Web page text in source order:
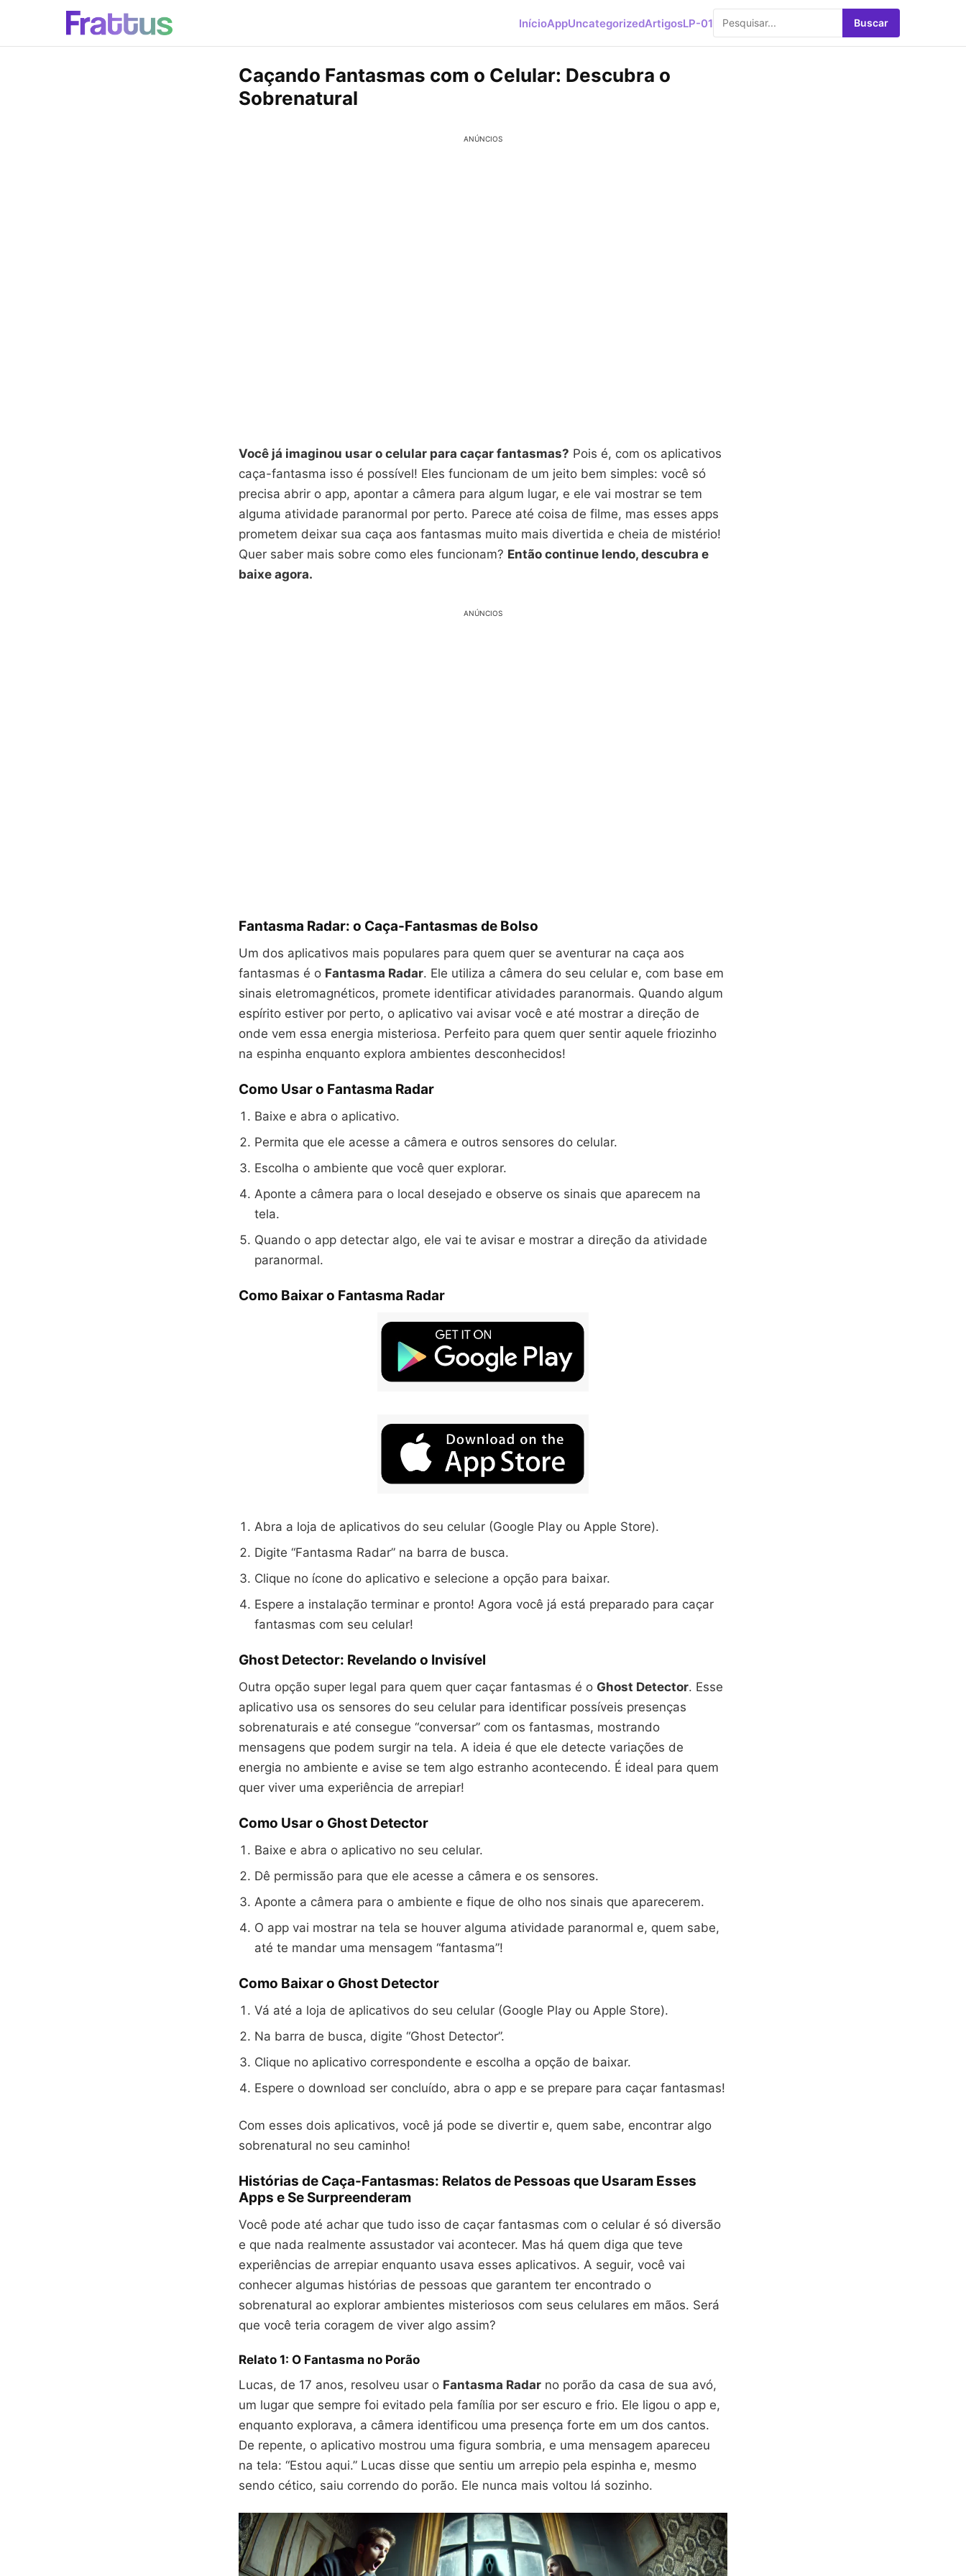
InícioAppUncategorizedArtigosLP-01 Buscar
Caçando Fantasmas com o Celular: Descubra o
Sobrenatural
ANÚNCIOS
Você já imaginou usar o celular para caçar fantasmas? Pois é, com os aplicativos
caça-fantasma isso é possível! Eles funcionam de um jeito bem simples: você só
precisa abrir o app, apontar a câmera para algum lugar, e ele vai mostrar se tem
alguma atividade paranormal por perto. Parece até coisa de filme, mas esses apps
prometem deixar sua caça aos fantasmas muito mais divertida e cheia de mistério!
Quer saber mais sobre como eles funcionam? Então continue lendo, descubra e
baixe agora.
ANÚNCIOS
Fantasma Radar: o Caça-Fantasmas de Bolso
Um dos aplicativos mais populares para quem quer se aventurar na caça aos
fantasmas é o Fantasma Radar. Ele utiliza a câmera do seu celular e, com base em
sinais eletromagnéticos, promete identificar atividades paranormais. Quando algum
espírito estiver por perto, o aplicativo vai avisar você e até mostrar a direção de
onde vem essa energia misteriosa. Perfeito para quem quer sentir aquele friozinho
na espinha enquanto explora ambientes desconhecidos!
Como Usar o Fantasma Radar
Baixe e abra o aplicativo.
Permita que ele acesse a câmera e outros sensores do celular.
Escolha o ambiente que você quer explorar.
Aponte a câmera para o local desejado e observe os sinais que aparecem na
tela.
Quando o app detectar algo, ele vai te avisar e mostrar a direção da atividade
paranormal.
Como Baixar o Fantasma Radar
Abra a loja de aplicativos do seu celular (Google Play ou Apple Store).
Digite “Fantasma Radar” na barra de busca.
Clique no ícone do aplicativo e selecione a opção para baixar.
Espere a instalação terminar e pronto! Agora você já está preparado para caçar
fantasmas com seu celular!
Ghost Detector: Revelando o Invisível
Outra opção super legal para quem quer caçar fantasmas é o Ghost Detector. Esse
aplicativo usa os sensores do seu celular para identificar possíveis presenças
sobrenaturais e até consegue “conversar” com os fantasmas, mostrando
mensagens que podem surgir na tela. A ideia é que ele detecte variações de
energia no ambiente e avise se tem algo estranho acontecendo. É ideal para quem
quer viver uma experiência de arrepiar!
Como Usar o Ghost Detector
Baixe e abra o aplicativo no seu celular.
Dê permissão para que ele acesse a câmera e os sensores.
Aponte a câmera para o ambiente e fique de olho nos sinais que aparecerem.
O app vai mostrar na tela se houver alguma atividade paranormal e, quem sabe,
até te mandar uma mensagem “fantasma”!
Como Baixar o Ghost Detector
Vá até a loja de aplicativos do seu celular (Google Play ou Apple Store).
Na barra de busca, digite “Ghost Detector”.
Clique no aplicativo correspondente e escolha a opção de baixar.
Espere o download ser concluído, abra o app e se prepare para caçar fantasmas!
Com esses dois aplicativos, você já pode se divertir e, quem sabe, encontrar algo
sobrenatural no seu caminho!
Histórias de Caça-Fantasmas: Relatos de Pessoas que Usaram Esses
Apps e Se Surpreenderam
Você pode até achar que tudo isso de caçar fantasmas com o celular é só diversão
e que nada realmente assustador vai acontecer. Mas há quem diga que teve
experiências de arrepiar enquanto usava esses aplicativos. A seguir, você vai
conhecer algumas histórias de pessoas que garantem ter encontrado o
sobrenatural ao explorar ambientes misteriosos com seus celulares em mãos. Será
que você teria coragem de viver algo assim?
Relato 1: O Fantasma no Porão
Lucas, de 17 anos, resolveu usar o Fantasma Radar no porão da casa de sua avó,
um lugar que sempre foi evitado pela família por ser escuro e frio. Ele ligou o app e,
enquanto explorava, a câmera identificou uma presença forte em um dos cantos.
De repente, o aplicativo mostrou uma figura sombria, e uma mensagem apareceu
na tela: “Estou aqui.” Lucas disse que sentiu um arrepio pela espinha e, mesmo
sendo cético, saiu correndo do porão. Ele nunca mais voltou lá sozinho.